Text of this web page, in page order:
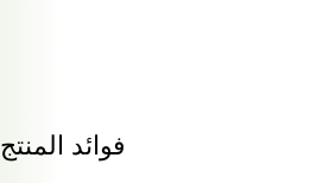
فوائد المنتج